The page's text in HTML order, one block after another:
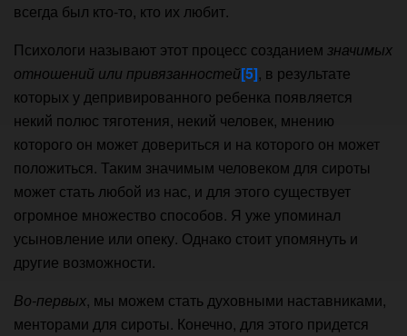
всегда был кто-то, кто их любит.
Психологи называют этот процесс созданием значимых
отношений или привязанностей[5], в результате
которых у депривированного ребенка появляется
некий полюс тяготения, некий человек, мнению
которого он может довериться и на которого он может
положиться. Таким значимым человеком для сироты
может стать любой из нас, и для этого существует
огромное множество способов. Я уже упоминал
усыновление или опеку. Однако стоит упомянуть и
другие возможности.
Во-первых, мы можем стать духовными наставниками,
менторами для сироты. Конечно, для этого придется